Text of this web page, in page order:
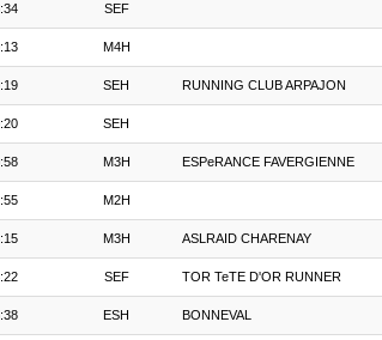
SEF
M4H
SEH RUNNING CLUB ARPAJON
SEH
M3H ESPeRANCE FAVERGIENNE
M2H
M3H ASLRAID CHARENAY
SEF TOR TeTE D'OR RUNNER
ESH BONNEVAL